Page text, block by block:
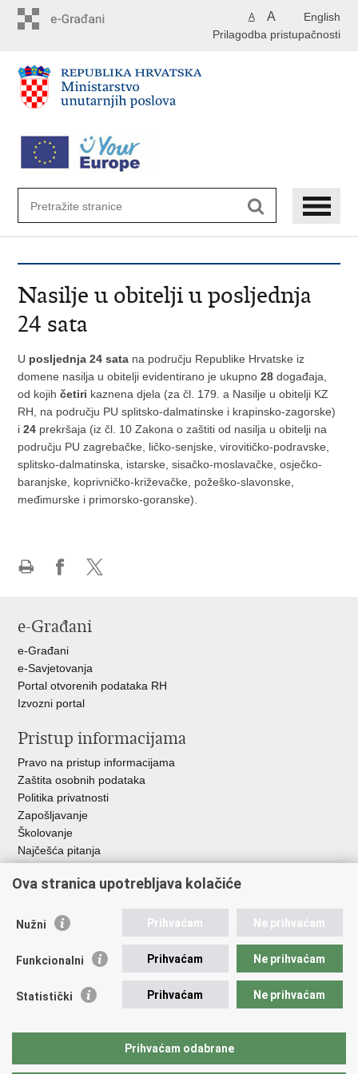
English
A A
Prilagodba pristupačnosti
Nasilje u obitelji u posljednja
24 sata
U posljednja 24 sata na području Republike Hrvatske iz
domene nasilja u obitelji evidentirano je ukupno28 događaja,
od kojihčetiri kaznena djela (za čl. 179. a Nasilje u obitelji KZ
RH, na području PU splitsko-dalmatinske i krapinsko-zagorske)
i24 prekršaja (iz čl. 10 Zakona o zaštiti od nasilja u obitelji na
području PU zagrebačke, ličko-senjske, virovitičko-podravske,
splitsko-dalmatinska, istarske, sisačko-moslavačke, osječko-
baranjske, koprivničko-križevačke, požeško-slavonske,
međimurske i primorsko-goranske).
Facebooku
X-
e-Građani
e-Građani
e-Savjetovanja
Portal otvorenih podataka RH
Izvozni portal
Pristup informacijama
Pravo na pristup informacijama
Zaštita osobnih podataka
Politika privatnosti
Zapošljavanje
Školovanje
Najčešća pitanja
Važne poveznice
EMN Nacionalna kontaktna točka za Republiku Hrvatsku
Policijska akademija
Zaklada policijske solidarnosti
Udruge
Ova stranica upotrebljava kolačiće
Nužni Prihvaćam Ne prihvaćam
Funkcionalni Prihvaćam Ne prihvaćam
Statistički Prihvaćam Ne prihvaćam
Prihvaćam odabrane